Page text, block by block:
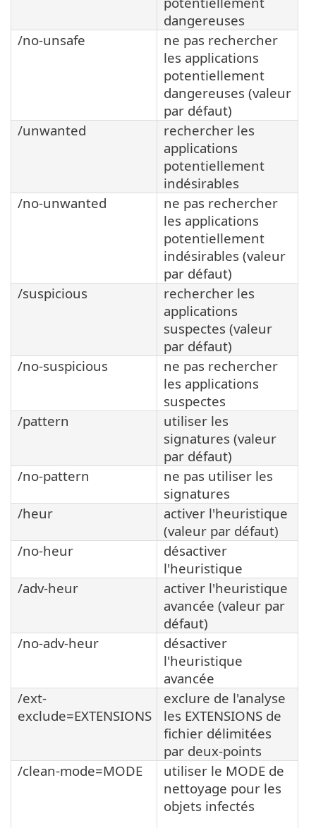
dangereuses
/no-unsafe
ne pas rechercher
les applications
potentiellement
dangereuses (valeur
par défaut)
/unwanted
rechercher les
applications
potentiellement
indésirables
/no-unwanted
ne pas rechercher
les applications
potentiellement
indésirables (valeur
par défaut)
/suspicious
rechercher les
applications
suspectes (valeur
par défaut)
/no-suspicious
ne pas rechercher
les applications
suspectes
/pattern
utiliser les
signatures (valeur
par défaut)
/no-pattern
ne pas utiliser les
signatures
/heur
activer l'heuristique
(valeur par défaut)
/no-heur
désactiver
l'heuristique
/adv-heur
activer l'heuristique
avancée (valeur par
défaut)
/no-adv-heur
désactiver
l'heuristique
avancée
/ext-
exclude=EXTENSIONS
exclure de l'analyse
les EXTENSIONS de
fichier délimitées
par deux-points
/clean-mode=MODE
utiliser le MODE de
nettoyage pour les
objets infectés